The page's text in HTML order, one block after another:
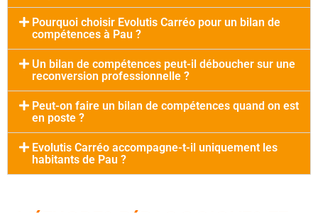
Pourquoi choisir Evolutis Carréo pour un bilan de
compétences à Pau ?
Un bilan de compétences peut-il déboucher sur une
reconversion professionnelle ?
Peut-on faire un bilan de compétences quand on est
en poste ?
Evolutis Carréo accompagne-t-il uniquement les
habitants de Pau ?